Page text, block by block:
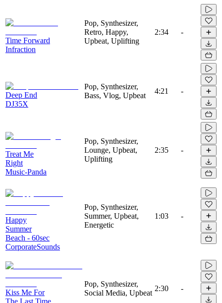
Time Forward
Infraction
Pop, Synthesizer,
Retro, Happy,
Upbeat, Uplifting
2:34 -
Deep End
DJ35X
Pop, Synthesizer,
Bass, Vlog, Upbeat
4:21 -
Treat Me
Right
Music-Panda
Pop, Synthesizer,
Lounge, Upbeat,
Uplifting
2:35 -
Happy
Summer
Beach - 60sec
CorporateSounds
Pop, Synthesizer,
Summer, Upbeat,
Energetic
1:03 -
Kiss Me For
The Last Time
Pop, Synthesizer,
Social Media, Upbeat
2:30 -